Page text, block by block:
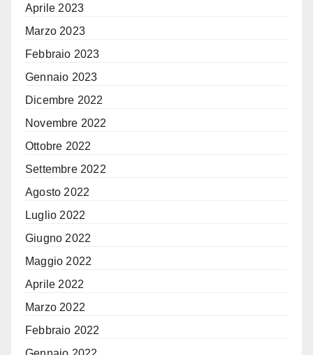
Aprile 2023
Marzo 2023
Febbraio 2023
Gennaio 2023
Dicembre 2022
Novembre 2022
Ottobre 2022
Settembre 2022
Agosto 2022
Luglio 2022
Giugno 2022
Maggio 2022
Aprile 2022
Marzo 2022
Febbraio 2022